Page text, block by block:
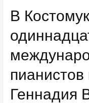
ответит
на
вопросы
в
эфире
В
Геннадия